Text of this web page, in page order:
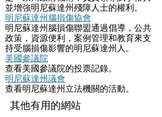
並增強明尼蘇達州殘障人士的權利。
明尼蘇達州腦損傷協會
明尼蘇達州腦損傷聯盟通過倡導，公共
政策，資源便利，案例管理和教育來支
持受腦損傷影響的明尼蘇達州人。
美國參議院
查看美國參議院的投票記錄。
明尼蘇達州議會
查看明尼蘇達州立法機關的活動。
其他有用的網站